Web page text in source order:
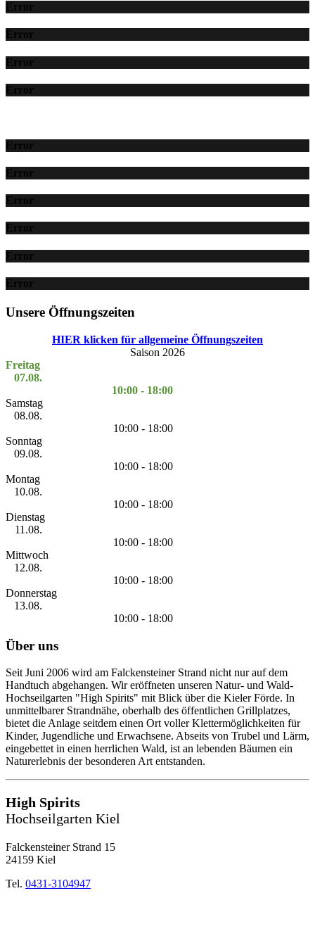
Error
Error
Error
Error
Error
Error
Error
Error
Error
Error
Unsere Öffnungszeiten
HIER klicken für allgemeine Öffnungszeiten
Saison 2026
Freitag
07.08.
10:00 - 18:00
Samstag
08.08.
10:00 - 18:00
Sonntag
09.08.
10:00 - 18:00
Montag
10.08.
10:00 - 18:00
Dienstag
11.08.
10:00 - 18:00
Mittwoch
12.08.
10:00 - 18:00
Donnerstag
13.08.
10:00 - 18:00
Über uns
Seit Juni 2006 wird am Falckensteiner Strand nicht nur auf dem
Handtuch abgehangen. Wir eröffneten unseren Natur- und Wald-
Hochseilgarten "High Spirits" mit Blick über die Kieler Förde. In
unmittelbarer Strandnähe, oberhalb des öffentlichen Grillplatzes,
bietet die Anlage seitdem einen Ort voller Klettermöglichkeiten für
Kinder, Jugendliche und Erwachsene. Abseits von Trubel und Lärm,
eingebettet in einen herrlichen Wald, ist an lebenden Bäumen ein
Naturerlebnis der besonderen Art entstanden.
High Spirits
Hochseilgarten Kiel
Falckensteiner Strand 15
24159 Kiel
Tel. 0431-3104947